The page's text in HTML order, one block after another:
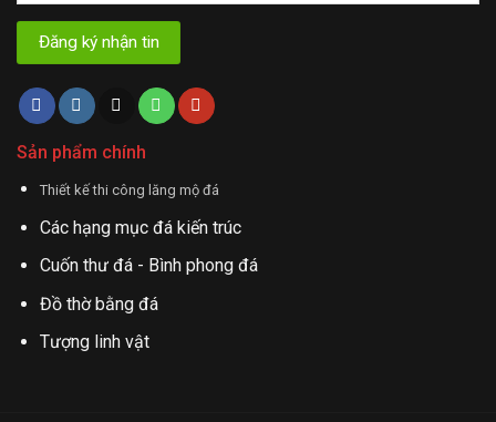
Sản phẩm chính
Thiết kế thi công lăng mộ đá
Các hạng mục đá kiến trúc
Cuốn thư đá - Bình phong đá
Đồ thờ bằng đá
Tượng linh vật